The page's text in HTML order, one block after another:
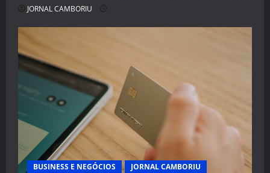
JORNAL CAMBORIU
BUSINESS E NEGÓCIOS JORNAL CAMBORIU